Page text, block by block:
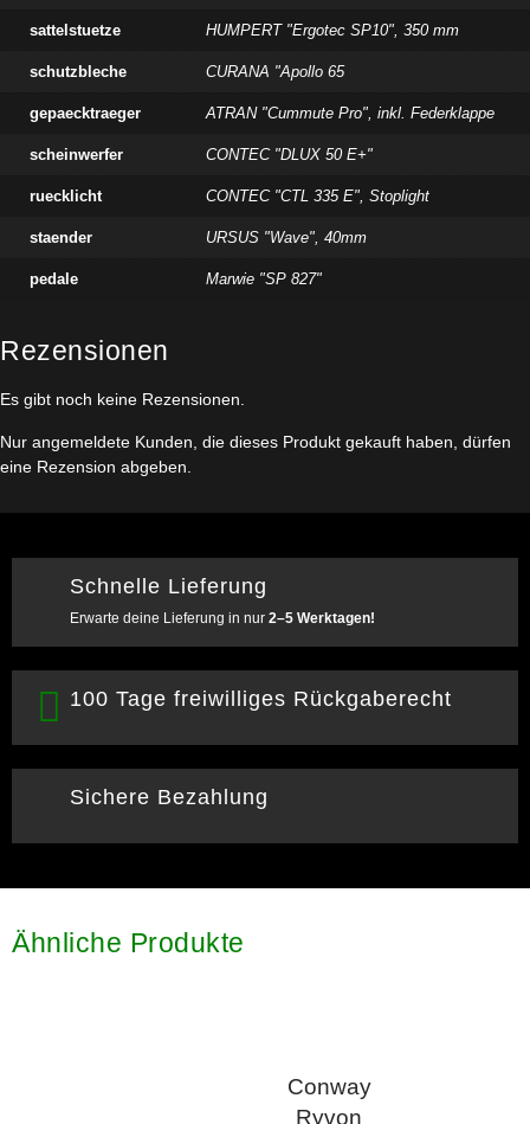
sattelstuetze HUMPERT "Ergotec SP10", 350 mm
schutzbleche CURANA "Apollo 65
gepaecktraeger ATRAN "Cummute Pro", inkl. Federklappe
scheinwerfer CONTEC "DLUX 50 E+"
ruecklicht CONTEC "CTL 335 E", Stoplight
staender URSUS "Wave", 40mm
pedale Marwie "SP 827"
Rezensionen
Es gibt noch keine Rezensionen.
Nur angemeldete Kunden, die dieses Produkt gekauft haben, dürfen
eine Rezension abgeben.
Schnelle Lieferung
Erwarte deine Lieferung in nur 2–5 Werktagen!
100 Tage freiwilliges Rückgaberecht
Sichere Bezahlung
Ähnliche Produkte
Conway
Ryvon